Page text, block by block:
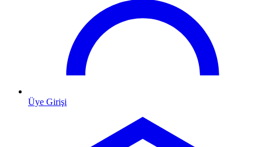
Üye Girişi